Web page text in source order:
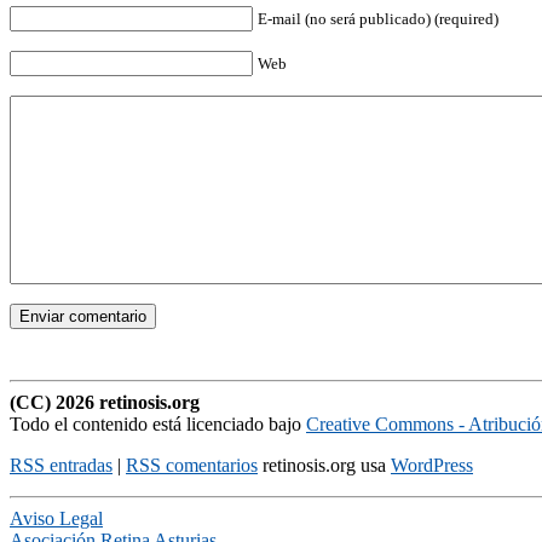
E-mail (no será publicado) (required)
Web
(CC) 2026 retinosis.org
Todo el contenido está licenciado bajo Creative Commons -
RSS entradas | RSS comentarios retinosis.org usa WordPress
Aviso Legal